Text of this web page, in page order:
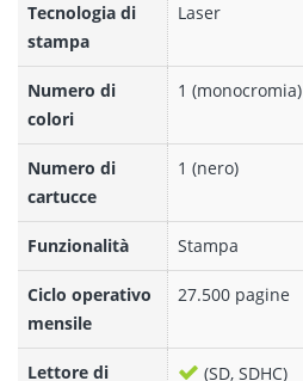
Tecnologia di
stampa
Laser
Numero di
colori
1 (monocromia)
Numero di
cartucce
1 (nero)
Funzionalità Stampa
Ciclo operativo
mensile
27.500 pagine
Lettore di
(SD, SDHC)